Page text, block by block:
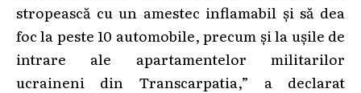
stropească cu un amestec inflamabil și să dea
foc la peste 10 automobile, precum și la ușile de
intrare ale apartamentelor militarilor
ucraineni din Transcarpatia,” a declarat